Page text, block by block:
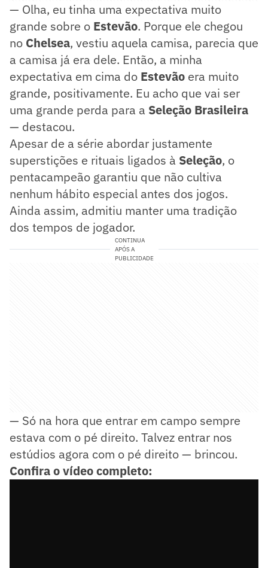
— Olha, eu tinha uma expectativa muito
grande sobre o Estevão. Porque ele chegou
no Chelsea, vestiu aquela camisa, parecia que
a camisa já era dele. Então, a minha
expectativa em cima do Estevão era muito
grande, positivamente. Eu acho que vai ser
uma grande perda para a Seleção Brasileira
— destacou.
Apesar de a série abordar justamente
superstições e rituais ligados à Seleção, o
pentacampeão garantiu que não cultiva
nenhum hábito especial antes dos jogos.
Ainda assim, admitiu manter uma tradição
dos tempos de jogador.
CONTINUA
APÓS A
PUBLICIDADE
— Só na hora que entrar em campo sempre
estava com o pé direito. Talvez entrar nos
estúdios agora com o pé direito — brincou.
Confira o vídeo completo: